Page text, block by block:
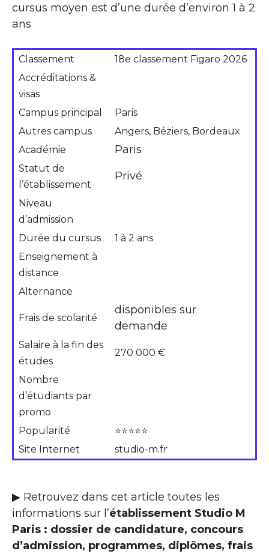
cursus moyen est d’une durée d’environ 1 à 2
ans
Classement
18e classement Figaro 2026
Accréditations &
visas
Campus principal
Paris
Autres campus
Angers, Béziers, Bordeaux
Académie
Paris
Statut de
l’établissement
Privé
Niveau
d’admission
Durée du cursus
1 à 2 ans
Enseignement à
distance
Alternance
Frais de scolarité
disponibles sur
demande
Salaire à la fin des
études
270 000 €
Nombre
d’étudiants par
promo
Popularité
⭐⭐⭐⭐⭐
Site Internet
studio-m.fr
▶ Retrouvez dans cet article toutes les
informations sur l’établissement Studio M
Paris : dossier de candidature, concours
d’admission, programmes, diplômes, frais